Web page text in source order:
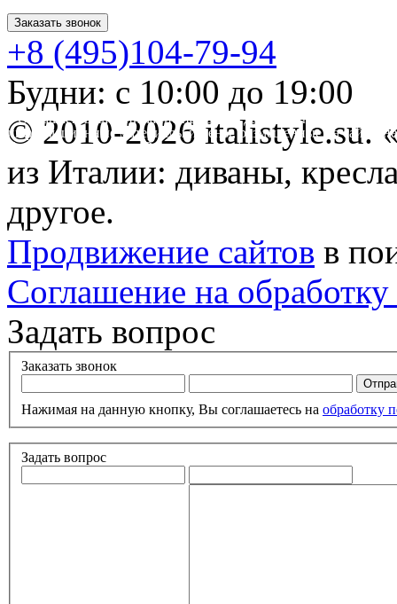
Заказать звонок
+8 (495)104-79-94
Будни: с 10:00 до 19:00
* Обращаем ваше внимание на то, что данный интернет-сайт
информационные материалы и цены, размещенные на сайте,
Гражданского кодекса РФ.
© 2010-2026 italistyle.su.
из Италии: диваны,
другое.
Продвижение сайтов в
Соглашение на
Задать вопрос
Заказать звонок
Нажимая на данную кнопку, Вы соглашаетесь на обработку
Задать вопрос